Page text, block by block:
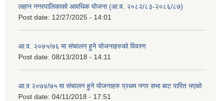
लहान नगरपालिकाको आवधिक योजना (आ.व. २०८२/८३-२०८६/८७)
Post date: 12/27/2025 - 14:01
आ.व. २०७५/७६ मा संचालन हुने योजनाहरुको विवरण
Post date: 08/13/2018 - 14:11
आ.व २०७४/७५ मा संचालन हुने योजनाहरु प्रथम नगर सभा बाट पारित भएको
Post date: 04/11/2018 - 17:51